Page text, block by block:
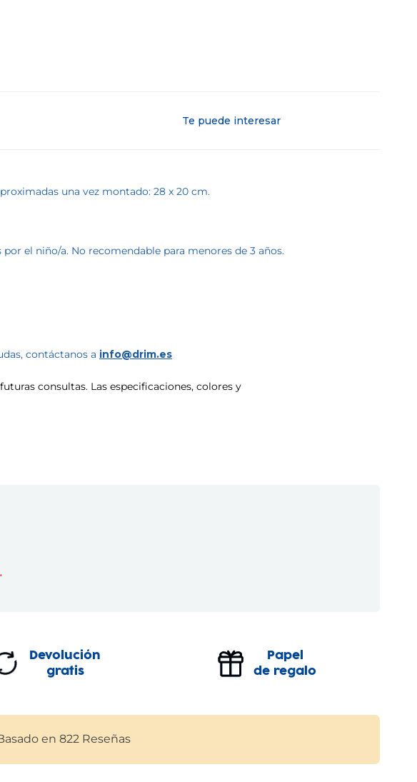
Te puede interesar
una vez montado: 28 x 20 cm.
el niño/a. No recomendable para menores de 3 años.
contáctanos a info@drim.es
consultas. Las especificaciones, colores y
Devolución
gratis
Papel
de regalo
en 822 Reseñas